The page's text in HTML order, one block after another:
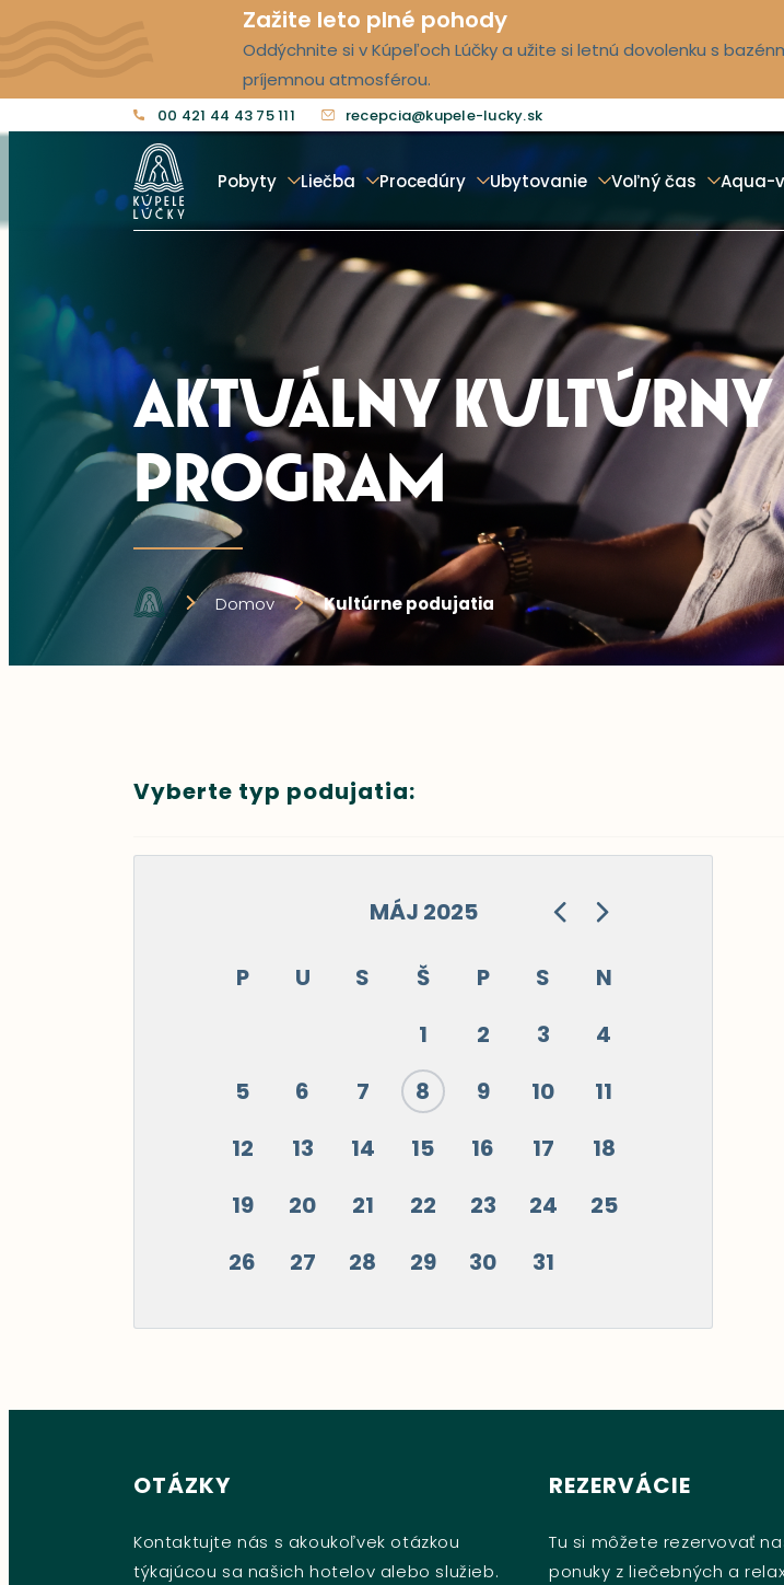
Zažite leto plné pohody
Oddýchnite si v Kúpeľoch Lúčky a užite si letnú dovolenku s
príjemnou atmosférou.
00 421 44 43 75 111 recepcia@kupele-lucky.sk
Pobyty Liečba Procedúry Ubytovanie Voľný čas Aqua-
AKTUÁLNY KULTÚRNY
PROGRAM
Domov Kultúrne podujatia
Vyberte typ podujatia:
MÁJ 2025
P U S Š P S
N
1
2 3
4
5
6 7 8 9 10
11
12
13 14 15 16 17
18
19
20 21 22 23 24
25
26
27 28 29 30 31
OTÁZKY
Kontaktujte nás s akoukoľvek otázkou
týkajúcou sa našich hotelov alebo služieb.
REZERVÁCIE
Tu si môžete rezervovať
ponuky z liečebných a